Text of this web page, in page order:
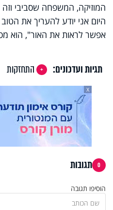
המוזיקה, המשפחה שסביבי
היום אני יודע להעריך את
אפשר לראות את האור", הוא
תגיות ועדכונים: התחזקות
X
0 תגובות
הוסיפו תגובה